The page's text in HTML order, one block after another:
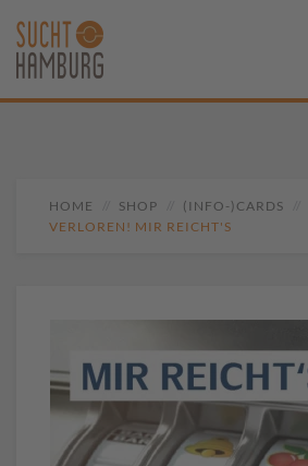
HOME SHOP (INFO-)CARDS
VERLOREN! MIR REICHT'S